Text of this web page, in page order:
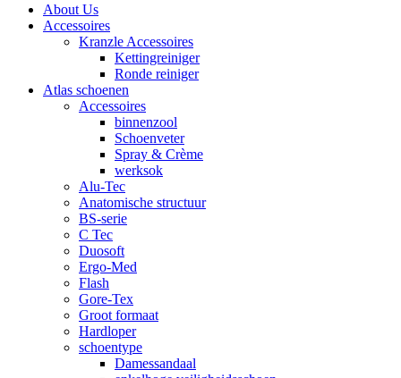
About Us
Accessoires
Kranzle Accessoires
Kettingreiniger
Ronde reiniger
Atlas schoenen
Accessoires
binnenzool
Schoenveter
Spray & Crème
werksok
Alu-Tec
Anatomische structuur
BS-serie
C Tec
Duosoft
Ergo-Med
Flash
Gore-Tex
Groot formaat
Hardloper
schoentype
Damessandaal